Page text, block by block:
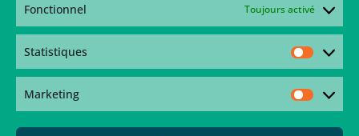
Fonctionnel Toujours activé
Statistiques
Marketing